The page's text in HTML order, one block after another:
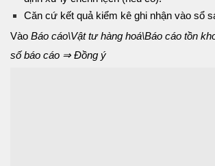
Căn cứ kết quả kiểm kê ghi nhận vào sổ
Vào Báo cáo\Vật tư hàng hoá\Báo cáo tồn
số báo cáo ⇒ Đồng ý